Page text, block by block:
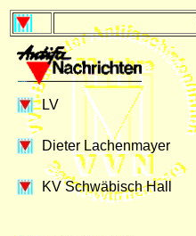
LV
Dieter Lachenmayer
KV Schwäbisch Hall